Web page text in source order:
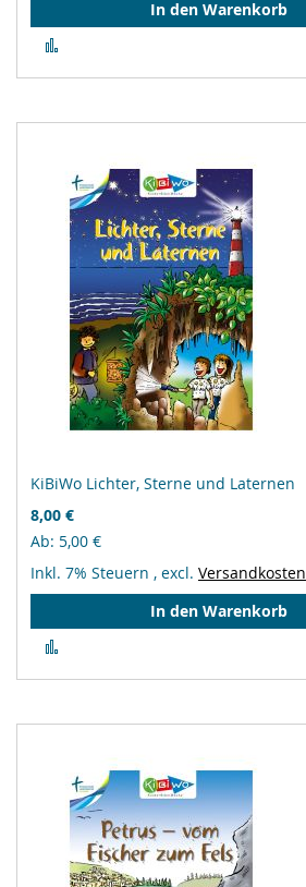
In den Warenkorb
hinzufügen
KiBiWo Lichter, Sterne und Laternen
8,00 €
Ab 5,00 €
Inkl. 7% Steuern , excl. Versandkosten
In den Warenkorb
hinzufügen